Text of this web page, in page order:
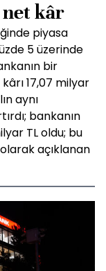
kâr
piyasa
5 üzerinde
bir
17,07 milyar
aynı
bankanın
TL oldu; bu
açıklanan